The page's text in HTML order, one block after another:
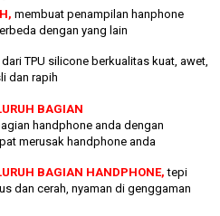
membuat penampilan hanphone
dengan yang lain
TPU silicone berkualitas kuat, awet,
dan rapih
BAGIAN
handphone anda dengan
merusak handphone anda
BAGIAN HANDPHONE,tepi
dan cerah, nyaman di genggaman